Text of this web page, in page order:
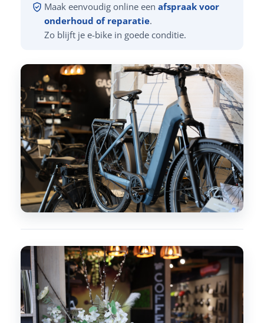
Maak eenvoudig online een afspraak voor
onderhoud of reparatie.
Zo blijft je e-bike in goede conditie.